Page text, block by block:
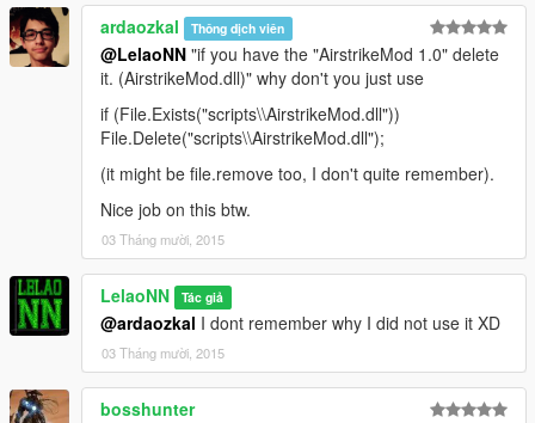
ardaozkal Thông dịch viên
@LelaoNN "if you have the "AirstrikeMod 1.0" delete
it. (AirstrikeMod.dll)" why don't you just use
if (File.Exists("scripts\\AirstrikeMod.dll"))
File.Delete("scripts\\AirstrikeMod.dll");
(it might be file.remove too, I don't quite remember).
Nice job on this btw.
03 Tháng mười, 2015
LelaoNN Tác giả
@ardaozkal I dont remember why I did not use it XD
03 Tháng mười, 2015
bosshunter